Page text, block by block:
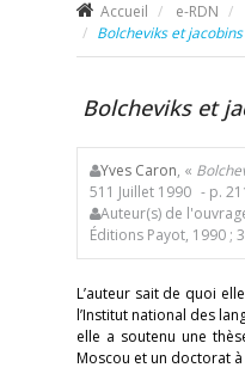
Accueil e-RDN
Bolcheviks et jacobins
Bolcheviks et
Yves Caron, «
511 Juillet 1990 - p.
Auteur(s) de
Éditions Payot, 1990 ;
L’auteur sait de quoi
l’Institut national des
elle a soutenu une
Moscou et un doctorat